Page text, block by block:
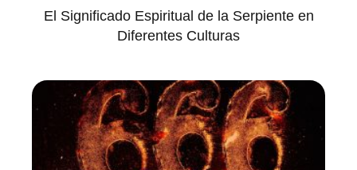
El Significado Espiritual de la Serpiente en
Diferentes Culturas